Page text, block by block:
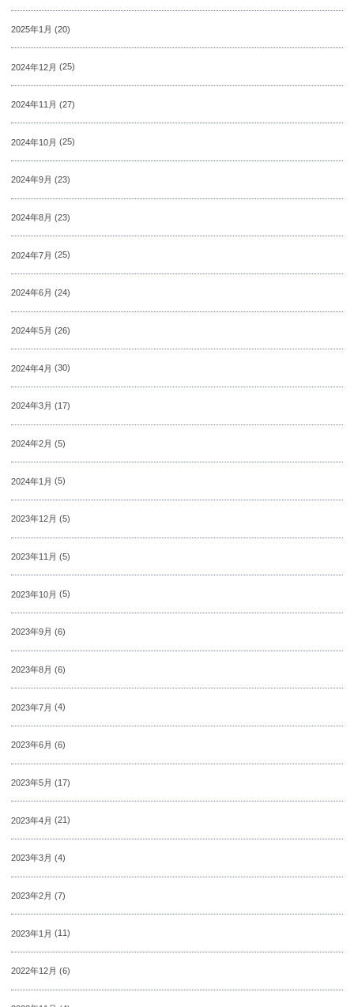
2025年1月 (20)
2024年12月 (25)
2024年11月 (27)
2024年10月 (25)
2024年9月 (23)
2024年8月 (23)
2024年7月 (25)
2024年6月 (24)
2024年5月 (26)
2024年4月 (30)
2024年3月 (17)
2024年2月 (5)
2024年1月 (5)
2023年12月 (5)
2023年11月 (5)
2023年10月 (5)
2023年9月 (6)
2023年8月 (6)
2023年7月 (4)
2023年6月 (6)
2023年5月 (17)
2023年4月 (21)
2023年3月 (4)
2023年2月 (7)
2023年1月 (11)
2022年12月 (6)